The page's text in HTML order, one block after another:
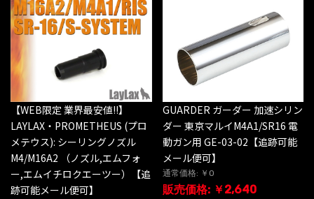
【WEB限定 業界最安値!!】
LAYLAX・PROMETHEUS (プロ
メテウス): シーリングノズル
M4/M16A2 （ノズル,エムフォ
ー,エムイチロクエーツー）【追
跡可能メール便可】
GUARDER ガーダー 加速シリン
ダー 東京マルイM4A1/SR16 電
動ガン用 GE-03-02【追跡可能
メール便可】
通常価格: ￥0
販売価格: ￥2,640